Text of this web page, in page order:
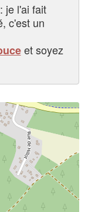
je l'ai fait
c'est un
et soyez